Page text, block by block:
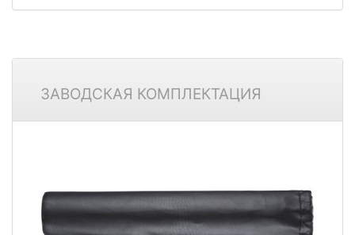
ЗАВОДСКАЯ КОМПЛЕКТАЦИЯ